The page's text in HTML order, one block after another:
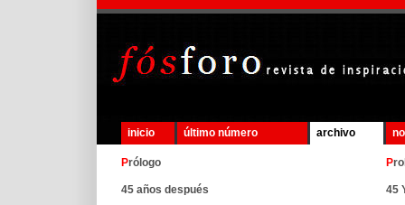
inicio último número archivo
Prólogo
45 años después
P
45